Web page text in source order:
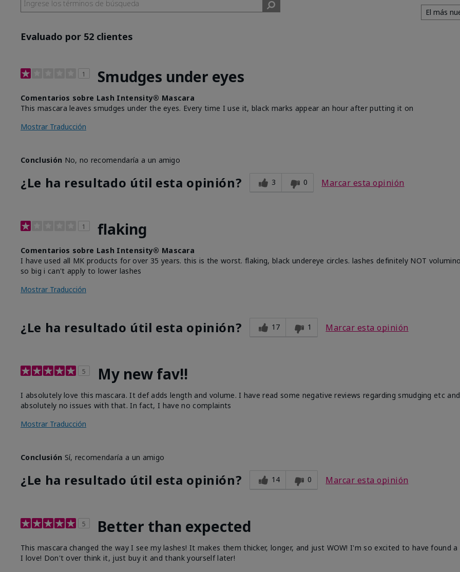
Evaluado por 52 clientes
1 Smudges under eyes
Comentarios sobre Lash Intensity® Mascara
This mascara leaves smudges under the eyes. Every time I use it, black marks appear an hour after putting it on
Mostrar Traducción
Conclusión No, no recomendaría a un amigo
¿Le ha resultado útil esta opinión? 3 0 Marcar esta opinión
1 flaking
Comentarios sobre Lash Intensity® Mascara
I have used all MK products for over 35 years. this is the worst. flaking, black undereye circles. lashes definitely NOT
so big i can't apply to lower lashes
Mostrar Traducción
¿Le ha resultado útil esta opinión? 17 1 Marcar esta opinión
5 My new fav!!
I absolutely love this mascara. It def adds length and volume. I have read some negative reviews regarding smudging etc
absolutely no issues with that. In fact, I have no complaints
Mostrar Traducción
Conclusión Sí, recomendaría a un amigo
¿Le ha resultado útil esta opinión? 14 0 Marcar esta opinión
5 Better than expected
This mascara changed the way I see my lashes! It makes them thicker, longer, and just WOW! I'm so excited to have found
I love! Don't over think it, just buy it and thank yourself later!